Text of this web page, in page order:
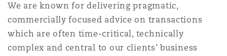
Assurance biens
The St Botolph Building
We are known for delivering pragmatic,
commercially focused advice on transactions
which are often time-critical, technically
complex and central to our clients’ business